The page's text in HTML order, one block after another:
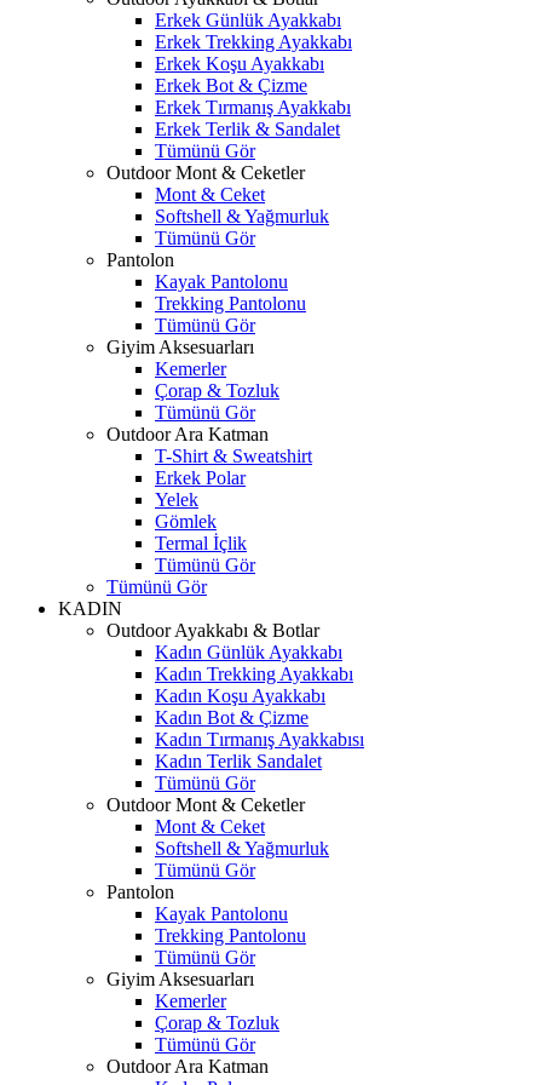
Erkek Günlük Ayakkabı
Erkek Trekking Ayakkabı
Erkek Koşu Ayakkabı
Erkek Bot & Çizme
Erkek Tırmanış Ayakkabı
Erkek Terlik & Sandalet
Tümünü Gör
Outdoor Mont & Ceketler
Mont & Ceket
Softshell & Yağmurluk
Tümünü Gör
Pantolon
Kayak Pantolonu
Trekking Pantolonu
Tümünü Gör
Giyim Aksesuarları
Kemerler
Çorap & Tozluk
Tümünü Gör
Outdoor Ara Katman
T-Shirt & Sweatshirt
Erkek Polar
Yelek
Gömlek
Termal İçlik
Tümünü Gör
Tümünü Gör
KADIN
Outdoor Ayakkabı & Botlar
Kadın Günlük Ayakkabı
Kadın Trekking Ayakkabı
Kadın Koşu Ayakkabı
Kadın Bot & Çizme
Kadın Tırmanış Ayakkabısı
Kadın Terlik Sandalet
Tümünü Gör
Outdoor Mont & Ceketler
Mont & Ceket
Softshell & Yağmurluk
Tümünü Gör
Pantolon
Kayak Pantolonu
Trekking Pantolonu
Tümünü Gör
Giyim Aksesuarları
Kemerler
Çorap & Tozluk
Tümünü Gör
Outdoor Ara Katman